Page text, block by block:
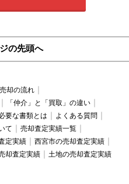
の先頭へ
売却の流れ
「仲介」と「買取」の違い
要な書類とは
よくある質問
て
売却査定実績一覧
定実績
西宮市の売却査定実績
却査定実績 土地の売却査定実績